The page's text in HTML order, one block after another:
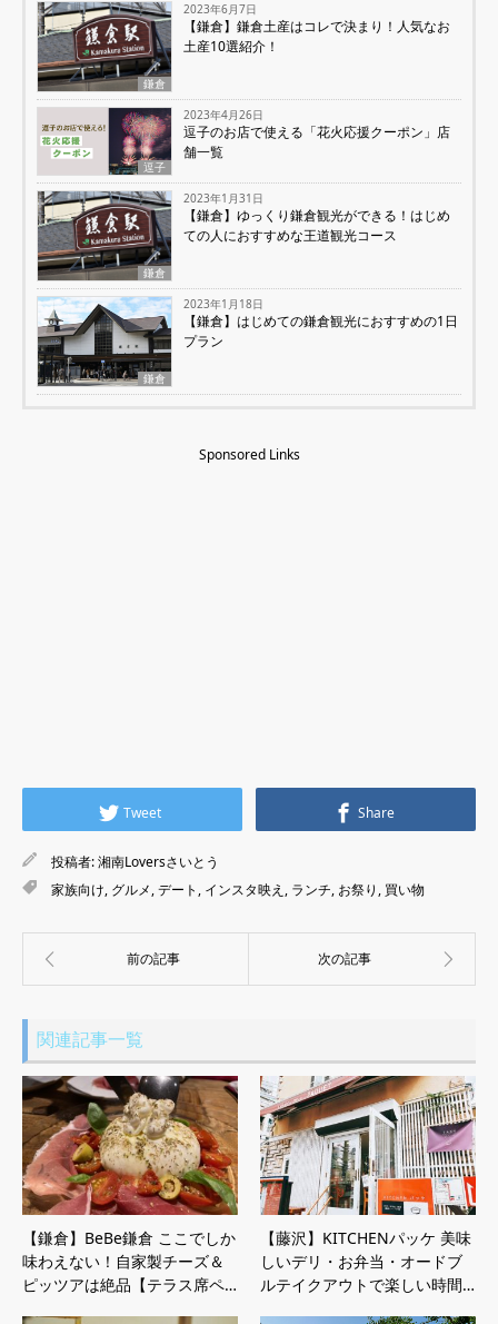
鎌倉
2023年6月7日
【鎌倉】鎌倉土産はコレで決まり！人気なお
土産10選紹介！
逗子
2023年4月26日
逗子のお店で使える「花火応援クーポン」店
舗一覧
鎌倉
2023年1月31日
【鎌倉】ゆっくり鎌倉観光ができる！はじめ
ての人におすすめな王道観光コース
鎌倉
2023年1月18日
【鎌倉】はじめての鎌倉観光におすすめの1日
プラン
Sponsored Links
Tweet Share
投稿者:湘南Loversさいとう
家族向け, グルメ,デート , インスタ映え , ランチ, お祭り , 買い物
関連記事一覧
【鎌倉】BeBe鎌倉 ここでしか
味わえない！自家製チーズ＆
ピッツアは絶品【テラス席ペ…
【藤沢】KITCHENパッケ 美味
しいデリ・お弁当・オードブ
ルテイクアウトで楽しい時間…